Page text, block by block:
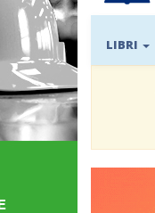
E-
BOOK
RIVISTE
MANUALISTICA
SOFTWARE
LIBRI